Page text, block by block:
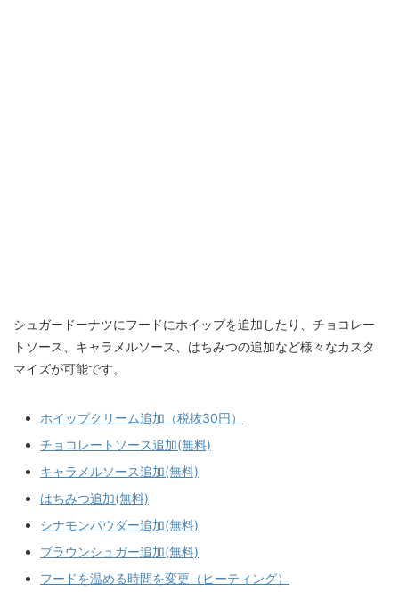
シュガードーナツにフードにホイップを追加したり、チョコレー
トソース、キャラメルソース、はちみつの追加など様々なカスタ
マイズが可能です。
ホイップクリーム追加（税抜30円）
チョコレートソース追加(無料)
キャラメルソース追加(無料)
はちみつ追加(無料)
シナモンパウダー追加(無料)
ブラウンシュガー追加(無料)
フードを温める時間を変更（ヒーティング）